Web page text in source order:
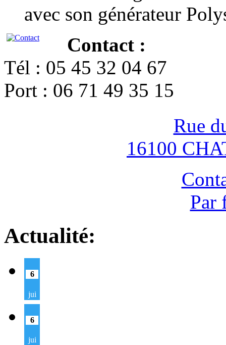
avec son générateur
Contact :
Tél : 05 45 32 04 67
Port : 06 71 49 35 15
Rue
16100
Par
Actualité:
6
jui
6
jui